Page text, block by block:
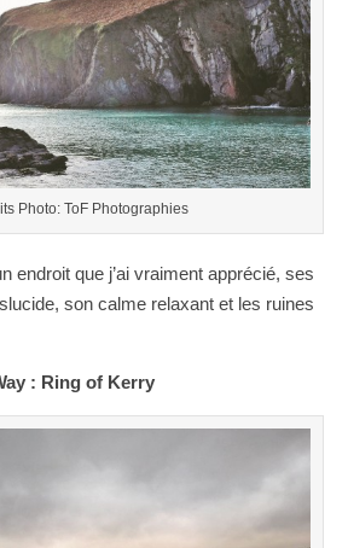
Photo: ToF Photographies
endroit que j’ai vraiment apprécié, ses
son calme relaxant et les ruines
: Ring of Kerry